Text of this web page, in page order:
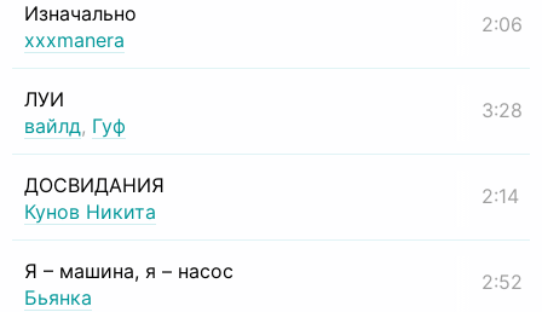
Изначально
xxxmanera
2:06
ЛУИ
вайлд, Гуф
3:28
ДОСВИДАНИЯ
Кунов Никита
2:14
Я – машина, я – насос
Бьянка
2:52